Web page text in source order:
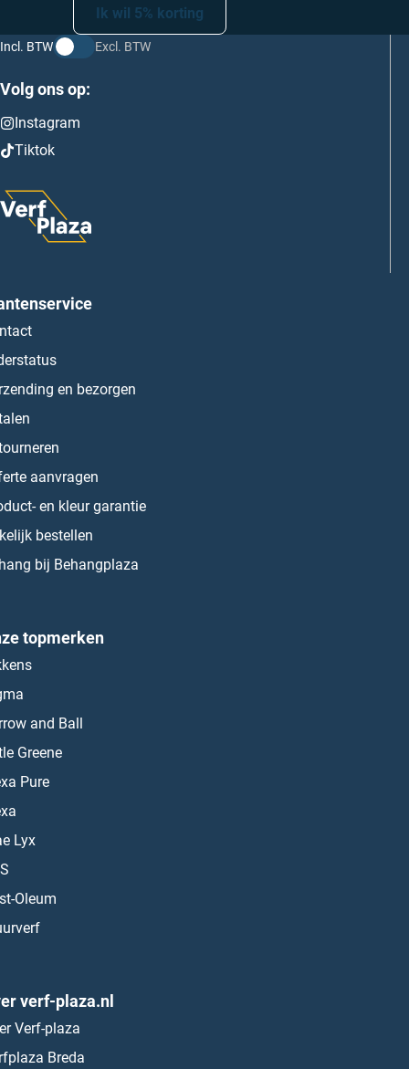
Ik wil 5% korting
Incl. BTW Excl. BTW
Volg ons op:
Instagram
Tiktok
en bezorgen
aanvragen
en kleur garantie
bestellen
bij Behangplaza
topmerken
and Ball
Greene
Pure
Lyx
Oleum
verf-plaza.nl
Verf-plaza
Breda